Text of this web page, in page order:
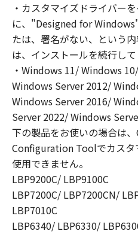
ること、アクセスする
ことのいずれも含むも
の非独占的権利をお客
お客様は、また「指定機
通じて接続されたコン
コンピューターの使用者
ェア」を使用させること
コンピューターの使用
よび条件を遵守させる
し全責任を負うことを
(2) お客様は、上記(1)
ェア」を使用するため
「本ソフトウェア」を１
きます。
(3) 上記(1)および(2)に定
ノンまたはキヤノンのラ
・カスタマイズドライバー
に、"Designed for
たは、署名がない、という
は、インストールを続行して
・Windows 11/ Windows
Windows Server 2012/
Windows Server 2016/
Server 2022/ Windows
下の製品をお使いの場合は
Configuration Toolでカスタ
使用できません。
LBP9200C/ LBP9100C
LBP7200C/ LBP7200CN/
LBP7010C
LBP6340/ LBP6330/